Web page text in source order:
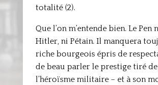
totalité (2).
Que l’on m’entende bien. Le Pen
Hitler, ni Pétain. Il manquera
riche bourgeois épris de
de beau parler le prestige tiré de
l’héroïsme militaire – et à son